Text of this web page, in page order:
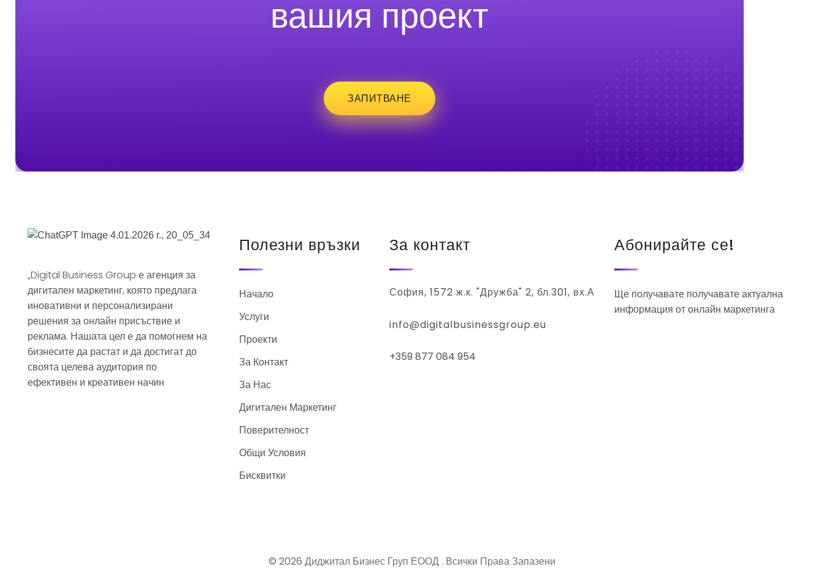
вашия проект
ЗАПИТВАНЕ
„Digital Business Group е агенция за
дигитален маркетинг, която предлага
иновативни и персонализирани
решения за онлайн присъствие и
реклама. Нашата цел е да помогнем на
бизнесите да растат и да достигат до
своята целева аудитория по
ефективен и креативен начин
Полезни връзки
Начало
Услуги
Проекти
За Контакт
За Нас
Дигитален Маркетинг
Поверителност
Общи Условия
Бисквитки
За контакт
София, 1572 ж.к. "Дружба" 2, бл.301, вх.А
info@digitalbusinessgroup.eu
+359 877 084 954
Абонирайте се!
Ще получавате получавате актуална
информация от онлайн маркетинга
© 2026 Диджитал Бизнес Груп ЕООД . Всички Права Запазени